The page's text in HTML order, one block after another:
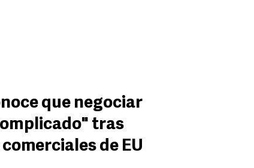
que negociar
tras
de EU